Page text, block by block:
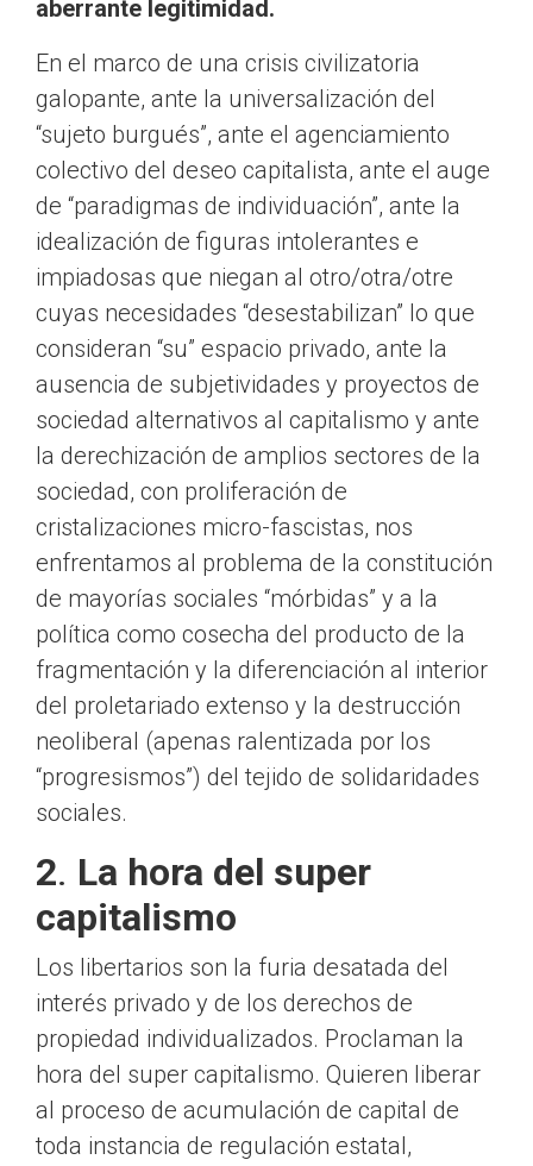
aberrante legitimidad.
En el marco de una crisis civilizatoria
galopante, ante la universalización del
“sujeto burgués”, ante el agenciamiento
colectivo del deseo capitalista, ante el auge
de “paradigmas de individuación”, ante la
idealización de figuras intolerantes e
impiadosas que niegan al otro/otra/otre
cuyas necesidades “desestabilizan” lo que
consideran “su” espacio privado, ante la
ausencia de subjetividades y proyectos de
sociedad alternativos al capitalismo y ante
la derechización de amplios sectores de la
sociedad, con proliferación de
cristalizaciones micro-fascistas, nos
enfrentamos al problema de la constitución
de mayorías sociales “mórbidas” y a la
política como cosecha del producto de la
fragmentación y la diferenciación al interior
del proletariado extenso y la destrucción
neoliberal (apenas ralentizada por los
“progresismos”) del tejido de solidaridades
sociales.
2. La hora del super
capitalismo
Los libertarios son la furia desatada del
interés privado y de los derechos de
propiedad individualizados. Proclaman la
hora del super capitalismo. Quieren liberar
al proceso de acumulación de capital de
toda instancia de regulación estatal,